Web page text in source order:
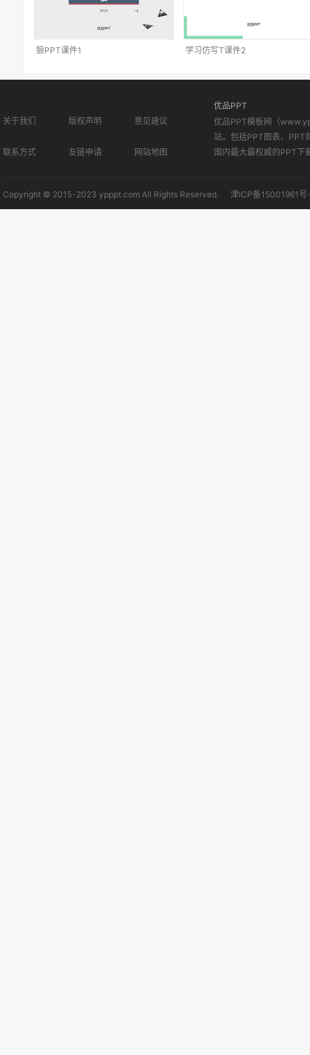
狼PPT课件1 学习仿写T课件2
关于我们 版权声明 意见建议
联系方式 友链申请 网站地图
优品PPT
优品PPT模板网（
站。包括PPT图表、PPT
国内最大最权威的PPT下
Copyright © 2015-2023 ypppt.com All Rights Reserved. 津ICP备15001961号